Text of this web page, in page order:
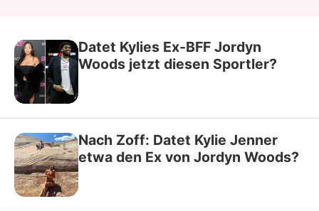
Datet Kylies Ex-BFF Jordyn
Woods jetzt diesen Sportler?
Nach Zoff: Datet Kylie Jenner
etwa den Ex von Jordyn Woods?